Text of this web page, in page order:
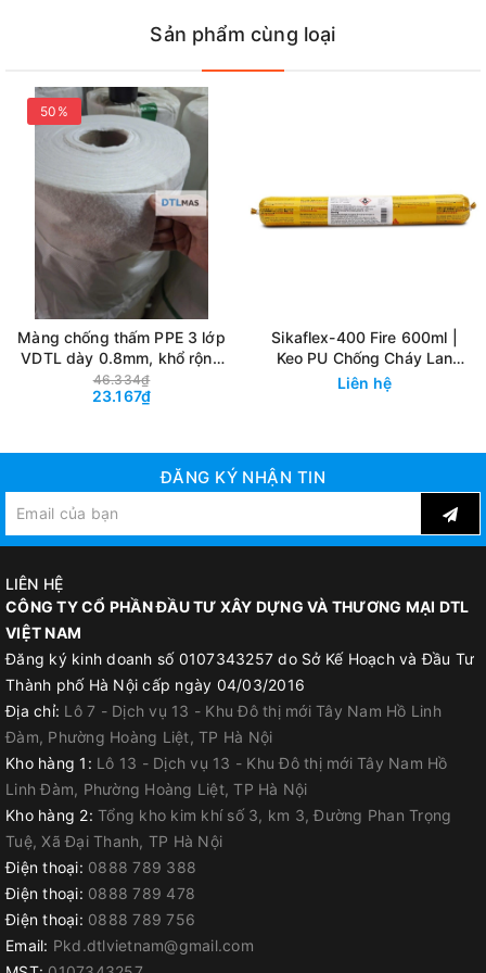
Không độc hại tạo điều kiện thi công an toàn, phù hợp cho bể
Sử dụng
Băng trương nở Hyperstop DB 2015 ưa nước sử dụng trên bê
tông, được lắp đặt đơn giản bằng cách đóng đinh và sử dụng
keo kết dính ưa nước. Khi tiếp xúc với nước, các thành phần ưa
nước phản ứng và phồng lên đến hơn 200 % so với kích thước
ban đầu để tạo thành lớp chắn nước.
Sản phẩm cùng loại
50%
Màng chống thấm PPE 3 lớp
VDTL dày 0.8mm, khổ rộng
1.2m, tỷ trọng ~270g. Màng
chống thấm cao cấp, có cấu
46.334₫
23.167₫
Sikaflex-400 Fire 600ml |
Keo PU Chống Cháy Lan
Trám Khe Ngăn Cháy 4 Giờ
Liên hệ
ĐĂNG KÝ NHẬN TIN
LIÊN HỆ
CÔNG TY CỔ PHẦN ĐẦU TƯ XÂY DỰNG VÀ THƯƠNG MẠI DTL
VIỆT NAM
Đăng ký kinh doanh số 0107343257 do Sở Kế Hoạch và Đầu Tư
Thành phố Hà Nội cấp ngày 04/03/2016
Địa chỉ: Lô 7 - Dịch vụ 13 - Khu Đô thị mới Tây Nam Hồ Linh
Đàm, Phường Hoàng Liệt, TP Hà Nội
Kho hàng 1: Lô 13 - Dịch vụ 13 - Khu Đô thị mới Tây Nam Hồ
Linh Đàm, Phường Hoàng Liệt, TP Hà Nội
Kho hàng 2: Tổng kho kim khí số 3, km 3, Đường Phan Trọng
Tuệ, Xã Đại Thanh, TP Hà Nội
Điện thoại: 0888 789 388
Điện thoại: 0888 789 478
Điện thoại: 0888 789 756
Email: Pkd.dtlvietnam@gmail.com